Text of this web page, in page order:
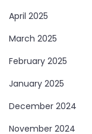
April 2025
March 2025
February 2025
January 2025
December 2024
November 2024